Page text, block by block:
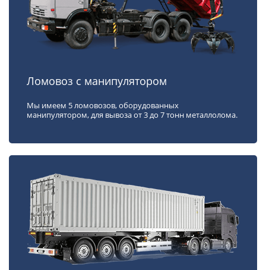
Ломовоз с манипулятором
Мы имеем 5 ломовозов, оборудованных
манипулятором, для вывоза от 3 до 7 тонн металлолома.